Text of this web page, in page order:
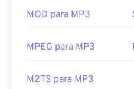
MOD para MP3
MPEG para MP3
M2TS para MP3